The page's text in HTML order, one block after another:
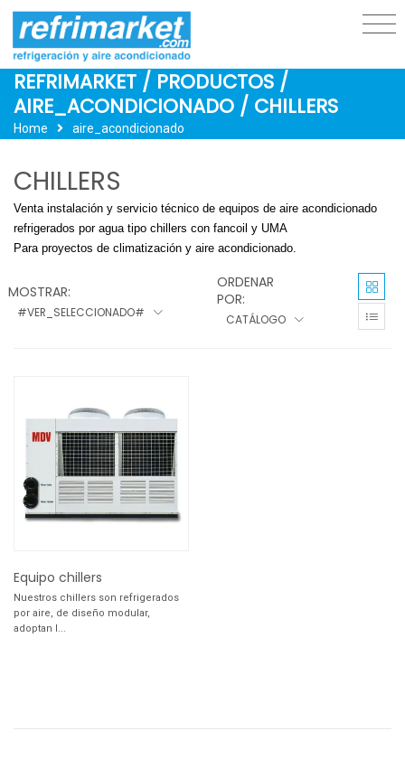
REFRIMARKET / PRODUCTOS /
AIRE_ACONDICIONADO / CHILLERS
Home aire_acondicionado
CHILLERS
Venta instalación y servicio técnico de equipos de aire acondicionado
refrigerados por agua tipo chillers con fancoil y UMA
Para proyectos de climatización y aire acondicionado.
MOSTRAR:
#VER_SELECCIONADO#
ORDENAR
POR:
CATÁLOGO
Equipo chillers
Nuestros chillers son refrigerados
por aire, de diseño modular,
adoptan l...